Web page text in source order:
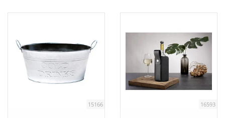
15166 16593